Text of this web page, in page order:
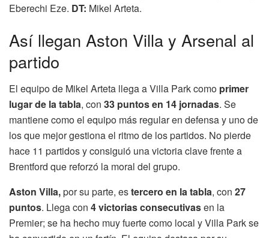
Eberechi Eze. DT: Mikel Arteta.
Así llegan Aston Villa y Arsenal al
partido
El equipo de Mikel Arteta llega a Villa Park como primer
lugar de la tabla, con 33 puntos en 14 jornadas. Se
mantiene como el equipo más regular en defensa y uno de
los que mejor gestiona el ritmo de los partidos. No pierde
hace 11 partidos y consiguió una victoria clave frente a
Brentford que reforzó la moral del grupo.
Aston Villa,por su parte, estercero en la tabla, con 27
puntos. Llega con 4 victorias consecutivasen la
Premier; se ha hecho muy fuerte como local y Villa Park se